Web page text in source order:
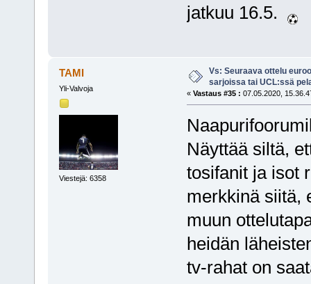
jatkuu 16.5.
TAMI
Yli-Valvoja
Viestejä: 6358
Vs: Seuraava ottelu
sarjoissa tai UCL:ssä
« Vastaus #35 : 07.05.2020,
Näyttää siltä,
tosifanit ja isot
merkkinä siitä,
muun
heidän
tv-rahat on